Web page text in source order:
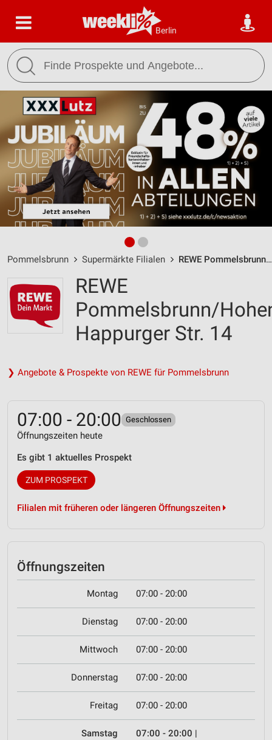
Berlin
Pommelsbrunn Supermärkte Filialen REWE Pommelsbrunn/Hohenstadt / Happurger Str. 14 - Öffnungszeiten & Adresse
REWE
Pommelsbrunn/
Happurger Str. 14
❯ Angebote & Prospekte von REWE für Pommelsbrunn
07:00 - 20:00 Geschlossen
Öffnungszeiten heute
Es gibt 1 aktuelles Prospekt
ZUM PROSPEKT
Filialen mit früheren oder längeren Öffnungszeiten
Öffnungszeiten
Montag 07:00 - 20:00
Dienstag 07:00 - 20:00
Mittwoch 07:00 - 20:00
Donnerstag 07:00 - 20:00
Freitag 07:00 - 20:00
Samstag 07:00 - 20:00 |